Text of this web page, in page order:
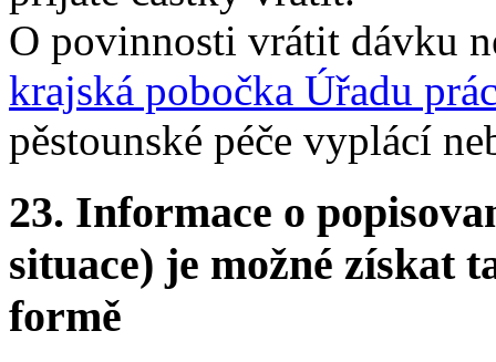
O povinnosti vrátit dávku
krajská pobočka Úřadu
pěstounské péče vyplácí
23. Informace o
situace) je možné získat
formě